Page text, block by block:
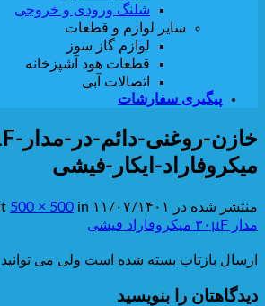
شلنگ ورودی و خروجی
سایر لوازم و قطعات
لوازم گاز سوز
قطعات هود آشپزخانه
اتصالات آبی
پیگیری سفارشات
میکروفاراد-ایکار-فیشی
منتشر شده در ۱۱/۰۷/۱۴۰۱ 500 × 500 in
مدار ۳۰µF میکروفاراد فیشی
ارسال بازتاب بسته شده است ولی می توانید
دیدگاهتان را بنویسید